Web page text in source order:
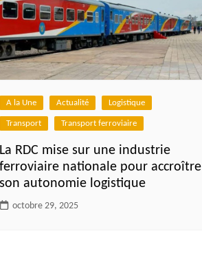
A la Une Actualité Logistique
Transport Transport ferroviaire
La RDC mise sur une industrie
ferroviaire nationale pour accroître
son autonomie logistique
octobre 29, 2025